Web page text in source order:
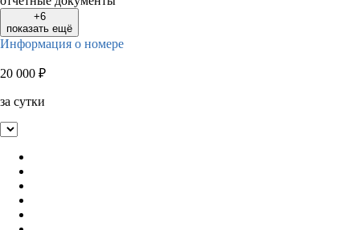
+6
показать ещё
Информация о номере
20 000 ₽
за сутки